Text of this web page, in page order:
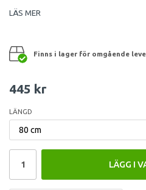
LÄS MER
Finns i lager för omgående
445 kr
LÄNGD
LÄGG I